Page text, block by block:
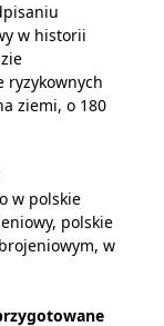
w historii
ryzykownych
ziemi, o 180
w polskie
polskie
w